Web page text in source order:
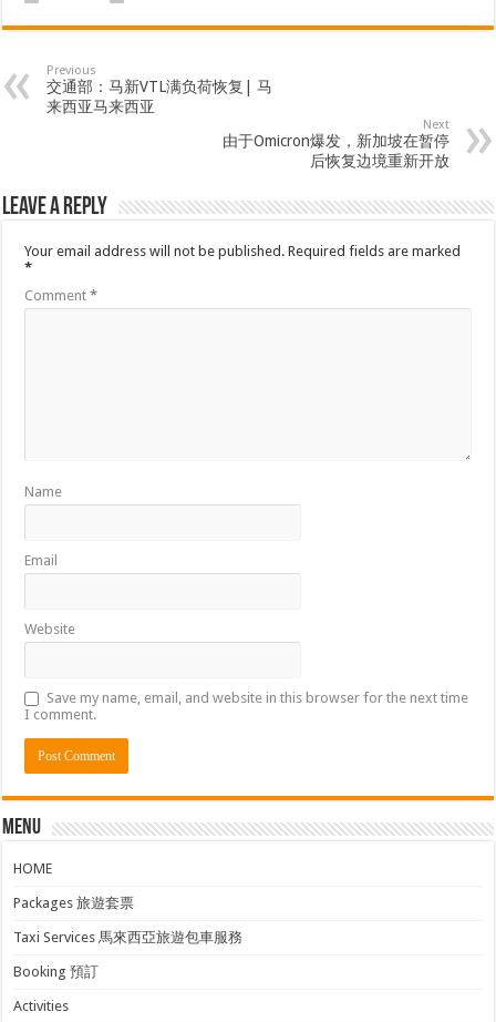
Previous
交通部：马新VTL满负荷恢复| 马
来西亚马来西亚
Next
由于Omicron爆发，新加坡在暂停
后恢复边境重新开放
Leave a Reply
Your email address will not be published. Required fields are marked
*
Comment*
Name
Email
Website
Save my name, email, and website in this browser for the next time
I comment.
Menu
HOME
Packages 旅遊套票
Taxi Services 馬來西亞旅遊包車服務
Booking 預訂
Activities